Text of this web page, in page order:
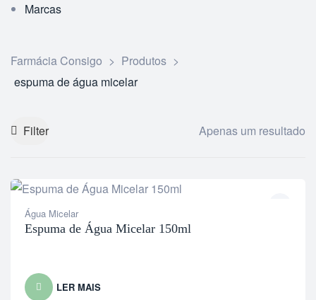
Marcas
Farmácia Consigo > Produtos >
espuma de água micelar
Filter Apenas um resultado
Água Micelar
Espuma de Água Micelar 150ml
LER MAIS